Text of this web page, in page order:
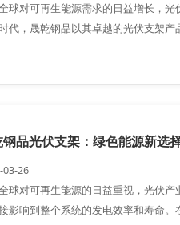
球对可再生能源需求的日益增长，
代，晟乾钢品以其卓越的光伏支架产
钢品光伏支架：绿色能源新选
03-26
球对可再生能源的日益重视，光伏
影响到整个系统的发电效率和寿命。